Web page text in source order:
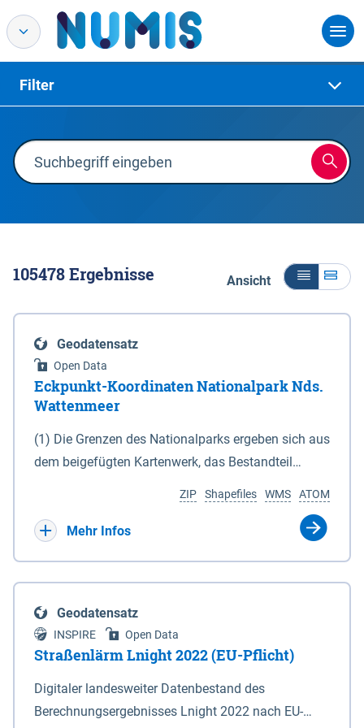
Filter
105478Ergebnisse Ansicht
Geodatensatz
Open Data
Eckpunkt-Koordinaten Nationalpark Nds.
Wattenmeer
(1) Die Grenzen des Nationalparks ergeben sich aus
dem beigefügten Kartenwerk, das Bestandteil
(DTK) im Maßstab 1 : 100 000 (Anlage 2), 2.
verkleinerte Amtliche Karte 1 : 5 000 (AK5) im
projizierte Koordinaten im Europäischen
Terrestrischen Referenzsystem 1989 (ETRS 89) mit
der Universalen Transversalen Mercator-Abbildung
bezogen auf die Zone 32 N (UTM 32N) dargestellt
(Anlage 4); Gleiches gilt für die geografischen
ATOM
WMS
Shapefiles
ZIP
Mehr Infos
Geodatensatz
INSPIRE Open Data
Straßenlärm Lnight 2022 (EU-Pflicht)
Digitaler landesweiter Datenbestand des
Berechnungsergebnisses Lnight 2022 nach EU-